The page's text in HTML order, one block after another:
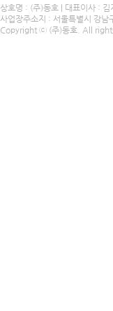
상호명 : (주)동호 | 대표이사 :
사업장주소지 : 서울특별시 강
Copyright ⓒ (주)동호. All